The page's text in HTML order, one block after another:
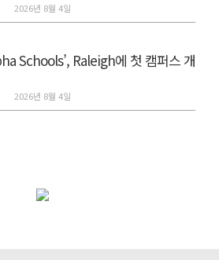
2026년 8월 4일
Schools’, Raleigh에 첫 캠퍼스 개
2026년 8월 4일